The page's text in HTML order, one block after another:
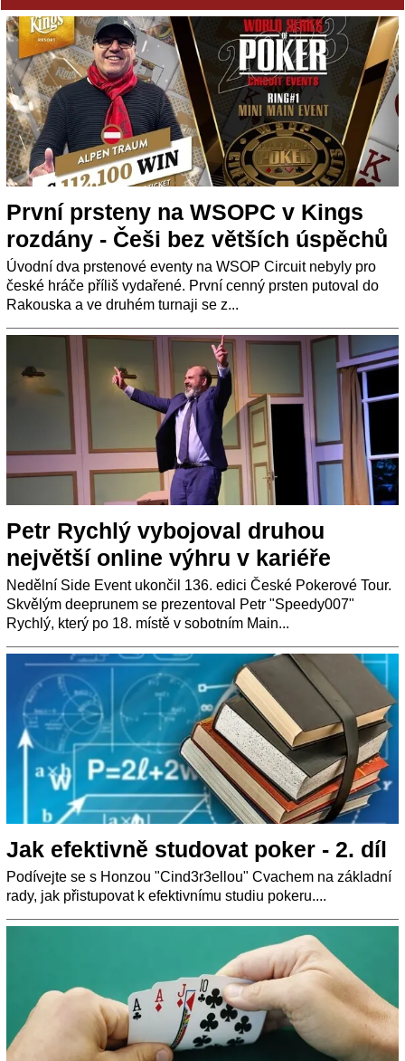
První prsteny na WSOPC v Kings
rozdány - Češi bez větších úspěchů
Úvodní dva prstenové eventy na WSOP Circuit nebyly pro
české hráče příliš vydařené. První cenný prsten putoval do
Rakouska a ve druhém turnaji se z...
Petr Rychlý vybojoval druhou
největší online výhru v kariéře
Nedělní Side Event ukončil 136. edici České Pokerové Tour.
Skvělým deeprunem se prezentoval Petr "Speedy007"
Rychlý, který po 18. místě v sobotním Main...
Jak efektivně studovat poker - 2. díl
Podívejte se s Honzou "Cind3r3ellou" Cvachem na základní
rady, jak přistupovat k efektivnímu studiu pokeru....